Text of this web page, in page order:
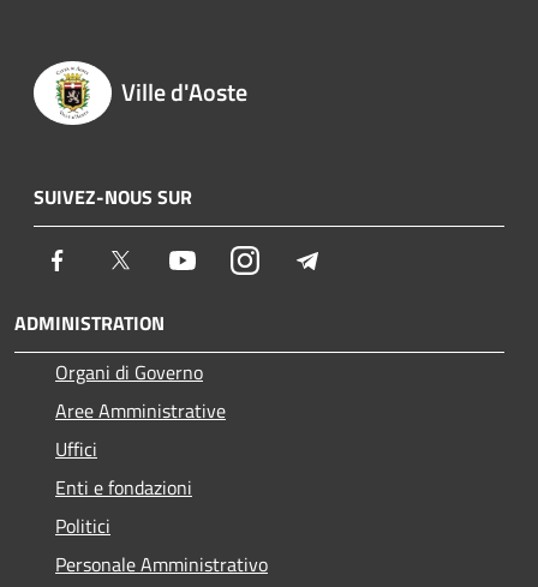
Ville d'Aoste
SUIVEZ-NOUS SUR
Facebook Twitter YoutubeInstagram
ADMINISTRATION
Organi di Governo
Aree Amministrative
Uffici
Enti e fondazioni
Politici
Personale Amministrativo